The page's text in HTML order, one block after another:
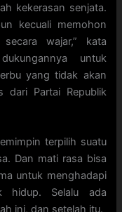
kekerasan senjata.
kecuali memohon
wajar,” kata
untuk
yang tidak akan
dari Partai Republik
terpilih suatu
Dan mati rasa bisa
untuk menghadapi
hidup. Selalu ada
ini, dan setelah itu.